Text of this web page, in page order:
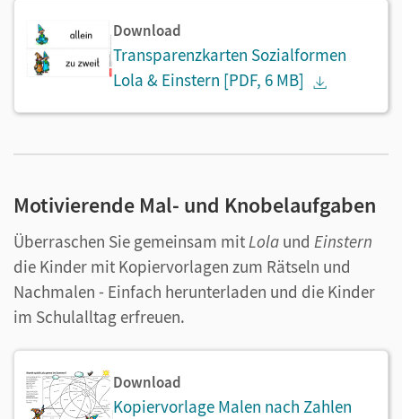
Download
Transparenzkarten Sozialformen
Lola & Einstern [PDF, 6 MB]
Motivierende Mal- und Knobelaufgaben
Überraschen Sie gemeinsam mitLola und Einstern
die Kinder mit Kopiervorlagen zum Rätseln und
Nachmalen - Einfach herunterladen und die Kinder
im Schulalltag erfreuen.
Download
Kopiervorlage Malen nach Zahlen